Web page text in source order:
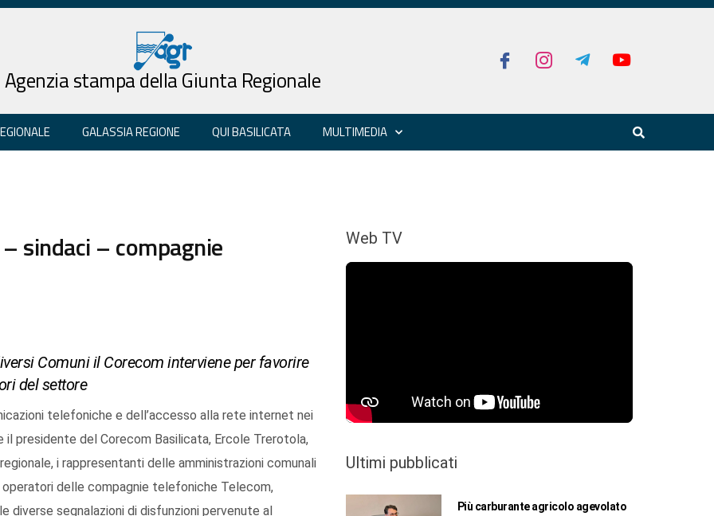
Agenzia stampa della Giunta Regionale
GALASSIA REGIONE QUI BASILICATA MULTIMEDIA
sindaci – compagnie
Comuni il Corecom interviene per favorire
del settore
telefoniche e dell’accesso alla rete internet nei
il presidente del Corecom Basilicata, Ercole Trerotola,
i rappresentanti delle amministrazioni comunali
delle compagnie telefoniche Telecom,
diverse segnalazioni di disfunzioni pervenute al
Web TV
Ultimi pubblicati
Più carburante agricolo agevolato